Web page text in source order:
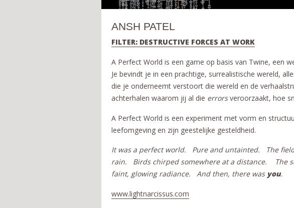
ANSH PATEL
FILTER: DESTRUCTIVE FORCES AT WORK
A Perfect World is een game op basis van Twine, een
Je bevindt je in een prachtige, surrealistische wereld,
die je onderneemt verstoort die wereld en de
achterhalen waarom jij al die errorsveroorzaakt, hoe
A Perfect World is een experiment met vorm en
leefomgeving en zijn geestelijke gesteldheid.
It was a perfect world. Pure and untainted.
The
rain.
Birds chirped somewhere at a distance.
The
faint, glowing radiance.
And then, there was you.
www.lightnarcissus.com